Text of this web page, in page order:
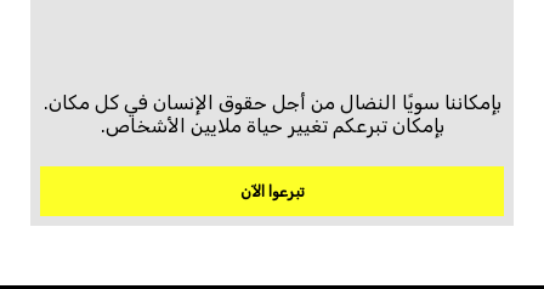
بإمكاننا سويًا النضال من أجل حقوق الإنسان في كل مكان.
بإمكان تبرعكم تغيير حياة ملايين الأشخاص.
تبرعوا الآن